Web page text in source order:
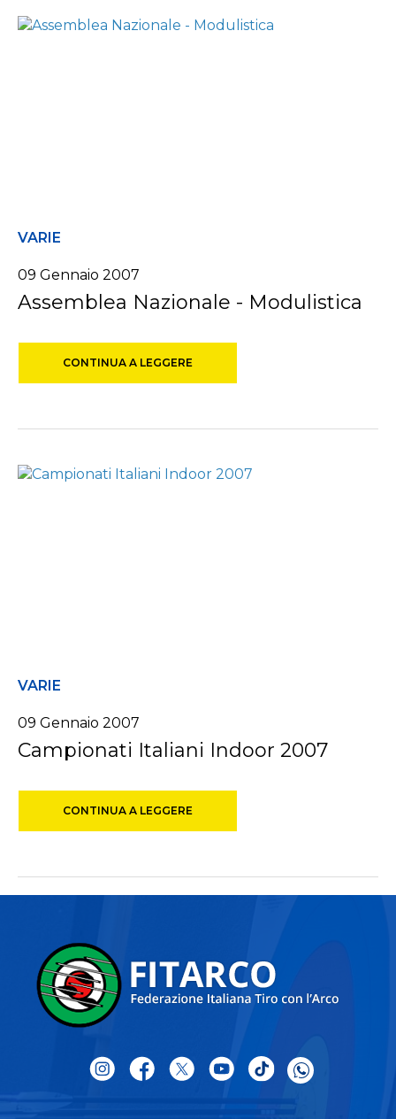
VARIE
09 Gennaio 2007
Assemblea Nazionale - Modulistica
CONTINUA A LEGGERE
VARIE
09 Gennaio 2007
Campionati Italiani Indoor 2007
CONTINUA A LEGGERE